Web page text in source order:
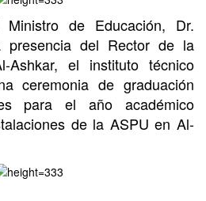
de Educación, Dr.
presencia del Rector de la
Ashkar, el instituto técnico
ceremonia de graduación
para el año académico
de la ASPU en Al-